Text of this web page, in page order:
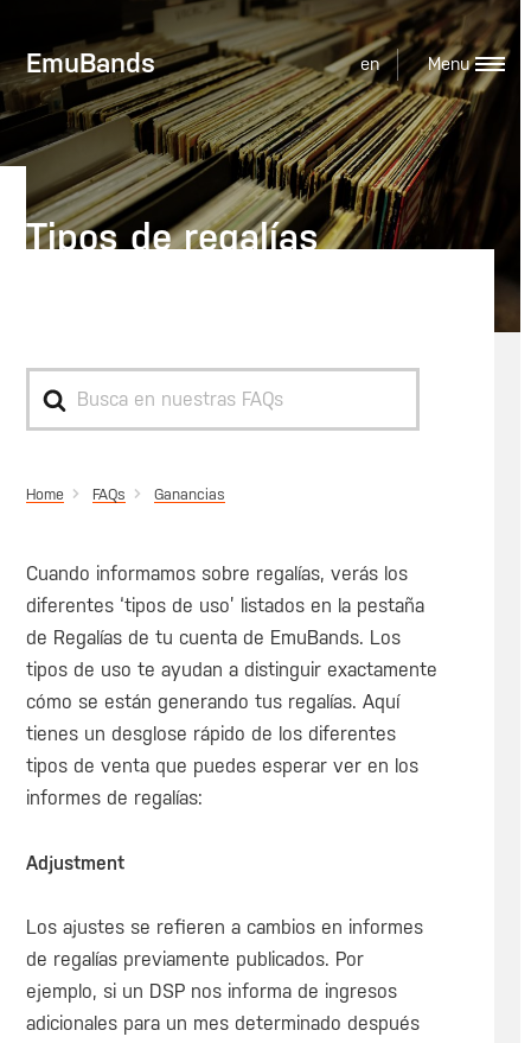
EmuBands en
Tipos de regalías
For
Home Ganancias
Cuando informamos sobre regalías, verás los
diferentes ‘tipos de uso’ listados en la pestaña
de Regalías de tu cuenta de EmuBands. Los
tipos de uso te ayudan a distinguir exactamente
cómo se están generando tus regalías. Aquí
tienes un desglose rápido de los diferentes
tipos de venta que puedes esperar ver en los
informes de regalías:
Adjustment
Los ajustes se refieren a cambios en informes
de regalías previamente publicados. Por
ejemplo, si un DSP nos informa de ingresos
adicionales para un mes determinado después